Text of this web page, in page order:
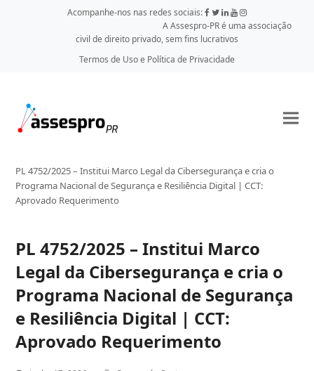
Acompanhe-nos nas redes sociais:
A Assespro-PR é uma associação
civil de direito privado, sem fins lucrativos
Termos de Uso e Política de Privacidade
PL 4752/2025 – Institui Marco Legal da Cibersegurança e cria o
Programa Nacional de Segurança e Resiliência Digital | CCT:
Aprovado Requerimento
PL 4752/2025 – Institui Marco
Legal da Cibersegurança e cria o
Programa Nacional de Segurança
e Resiliência Digital | CCT:
Aprovado Requerimento